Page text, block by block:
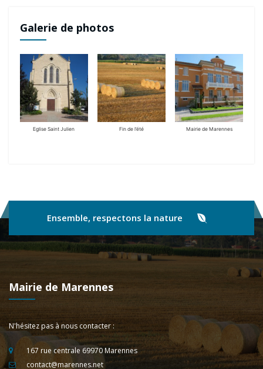
Galerie de photos
Eglise Saint Julien Fin de l’été Mairie de Marennes
Ensemble, respectons la nature
Mairie de Marennes
N'hésitez pas à nous contacter :
167 rue centrale 69970 Marennes
contact@marennes.net